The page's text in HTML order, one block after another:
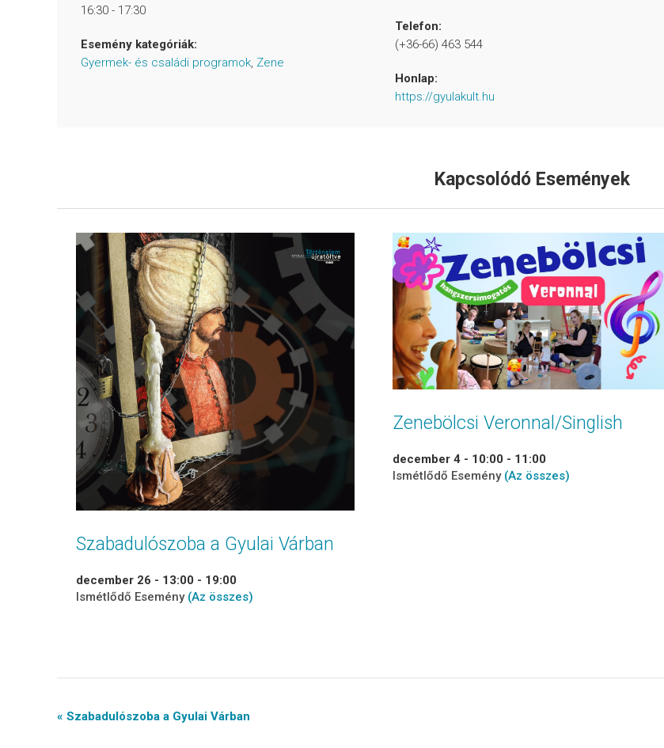
16:30 - 17:30
Esemény kategóriák:
Gyermek- és családi programok Zene
Telefon:
(+36-66) 463 544
Honlap:
https://gyulakult.hu
Kapcsolódó Események
Szabadulószoba a Gyulai Várban
december 26 - 13:00 - 19:00
Ismétlődő Esemény (Az összes)
Zenebölcsi Veronnal/Singlish
december 4 - 10:00 - 11:00
Ismétlődő Esemény (Az összes)
Event
« Szabadulószoba a Gyulai Várban